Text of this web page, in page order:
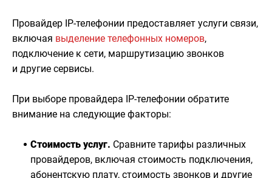
Провайдер IP-телефонии предоставляет услуги связи,
включая выделение телефонных номеров,
подключение к сети, маршрутизацию звонков
и другие сервисы.
При выборе провайдера IP-телефонии обратите
внимание на следующие факторы:
Стоимость услуг. Сравните тарифы различных
провайдеров, включая стоимость подключения,
абонентскую плату, стоимость звонков и другие